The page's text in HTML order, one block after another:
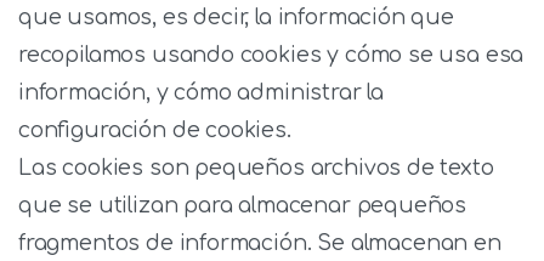
que usamos, es decir, la información que
recopilamos usando cookies y cómo se usa esa
información, y cómo administrar la
configuración de cookies.
Las cookies son pequeños archivos de texto
que se utilizan para almacenar pequeños
fragmentos de información. Se almacenan en